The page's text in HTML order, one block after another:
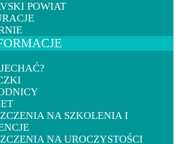
POWIAT
NA SZKOLENIA I
NA UROCZYSTOŚCI